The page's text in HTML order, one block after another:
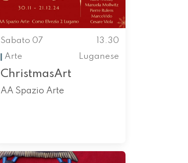
Sabato 07
13.30
Arte
Luganese
ChristmasArt
AA Spazio Arte